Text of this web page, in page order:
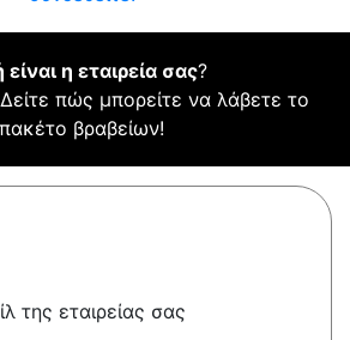
η εταιρεία σας?
Δείτε πώς μπορείτε να λάβετε το
πακέτο βραβείων!
της εταιρείας σας